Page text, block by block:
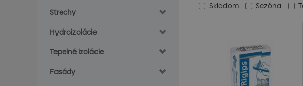
Strechy
Hydroizolácie
Tepelné izolácie
Fasády
Skladom Sezóna